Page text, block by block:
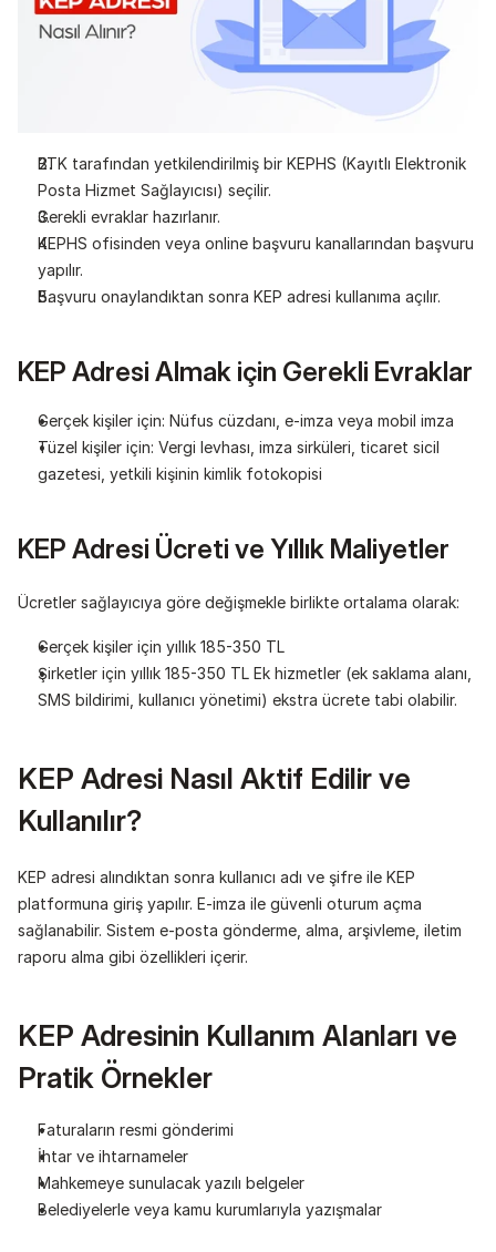
BTK tarafından yetkilendirilmiş bir KEPHS (Kayıtlı Elektronik
Posta Hizmet Sağlayıcısı) seçilir.
Gerekli evraklar hazırlanır.
KEPHS ofisinden veya online başvuru kanallarından başvuru
yapılır.
Başvuru onaylandıktan sonra KEP adresi kullanıma açılır.
KEP Adresi Almak için Gerekli Evraklar
Gerçek kişiler için: Nüfus cüzdanı, e-imza veya mobil imza
Tüzel kişiler için: Vergi levhası, imza sirküleri, ticaret sicil
gazetesi, yetkili kişinin kimlik fotokopisi
KEP Adresi Ücreti ve Yıllık Maliyetler
Ücretler sağlayıcıya göre değişmekle birlikte ortalama olarak:
Gerçek kişiler için yıllık 185-350 TL
Şirketler için yıllık 185-350 TL Ek hizmetler (ek saklama alanı,
SMS bildirimi, kullanıcı yönetimi) ekstra ücrete tabi olabilir.
KEP Adresi Nasıl Aktif Edilir ve
Kullanılır?
KEP adresi alındıktan sonra kullanıcı adı ve şifre ile KEP
platformuna giriş yapılır. E-imza ile güvenli oturum açma
sağlanabilir. Sistem e-posta gönderme, alma, arşivleme, iletim
raporu alma gibi özellikleri içerir.
KEP Adresinin Kullanım Alanları ve
Pratik Örnekler
Faturaların resmi gönderimi
İhtar ve ihtarnameler
Mahkemeye sunulacak yazılı belgeler
Belediyelerle veya kamu kurumlarıyla yazışmalar